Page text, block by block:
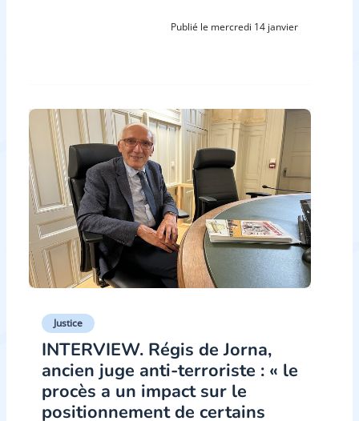
Publié le mercredi 14 janvier
Justice
INTERVIEW. Régis de Jorna,
ancien juge anti-terroriste : « le
procès a un impact sur le
positionnement de certains